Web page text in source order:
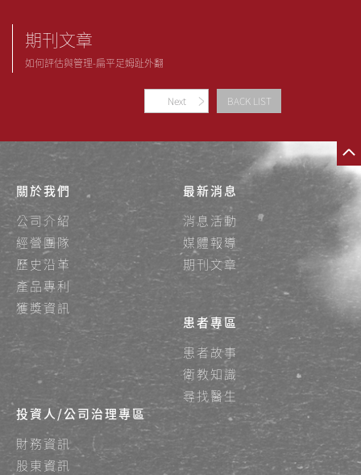
期刊文章
如何評估與管理-扁平足姆趾外翻
Next BACK LIST
關於我們
公司介紹
經營團隊
歷史沿革
產品專利
獲獎資訊
最新消息
消息活動
媒體報導
期刊文章
患者專區
患者故事
衛教知識
尋找醫生
投資人/公司治理專區
財務資訊
股東資訊